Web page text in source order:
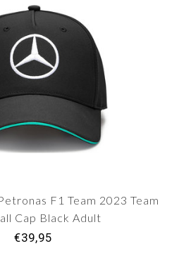
F1 Team 2023 Team
Cap Black Adult
€39,95